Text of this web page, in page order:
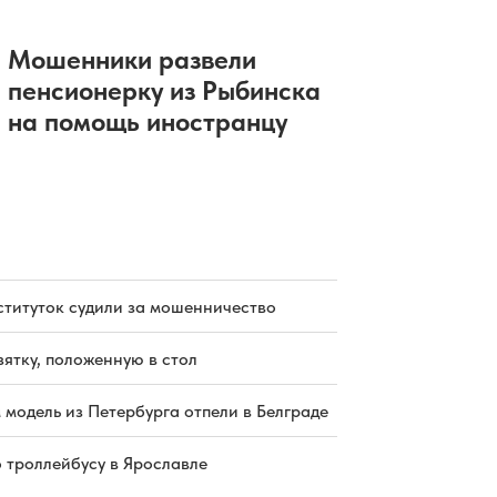
Мошенники развели
пенсионерку из Рыбинска
на помощь иностранцу
судили за мошенничество
положенную в стол
из Петербурга отпели в Белграде
троллейбусу в Ярославле